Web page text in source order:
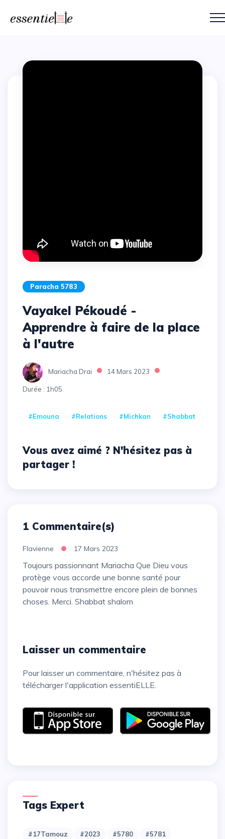
Paracha 5783
Vayakel Pékoudé -
Apprendre à faire de la place
à l'autre
Mariacha Drai 14 Mars 2023
Durée : 1h05
#Emouna #Relations #michkan #Shabbat
Vous avez aimé ? N'hésitez pas à
partager !
1 Commentaire(s)
Flavienne 17 Mars 2023
Toujours passionnant Mariacha Que Dieu vous
protège vous accorde une bonne santé pour
pouvoir nous transmettre encore plein de bonnes
choses. Merci. Shabbat shalom
Laisser un commentaire
Pour laisser un commentaire, n'hésitez pas à
télécharger l'application essentiELLE.
Tags Expert
#17Tamouz #2023 #5780
#5781